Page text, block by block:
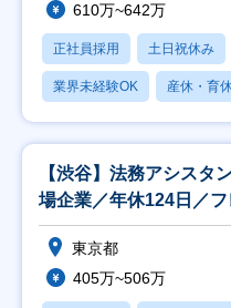
610万~642万
正社員採用 土日祝休み
業界未経験OK 産休・育
【渋谷】法務アシスタ
場企業／年休124日／
実】
東京都
405万~506万